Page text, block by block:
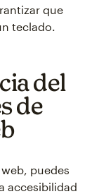
que
teclado.
del
de
puedes
accesibilidad